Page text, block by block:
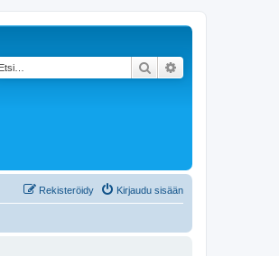
Etsi
Kirjaudu sisään
Rekisteröidy